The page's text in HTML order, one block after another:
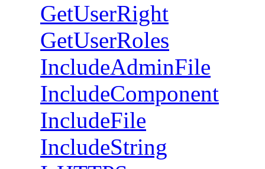
GetUserRight
GetUserRoles
IncludeAdminFile
IncludeComponent
IncludeFile
IncludeString